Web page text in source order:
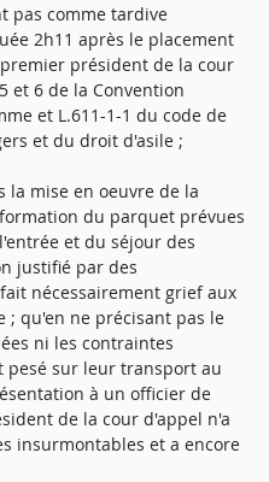
pas comme tardive
2h11 après le placement
président de la cour
et 6 de la Convention
et L.611-1-1 du code de
et du droit d'asile ;
la mise en oeuvre de la
du parquet prévues
et du séjour des
justifié par des
nécessairement grief aux
; qu'en ne précisant pas le
ni les contraintes
pesé sur leur transport au
à un officier de
de la cour d'appel n'a
insurmontables et a encore